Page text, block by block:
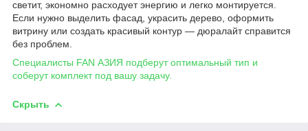
светит, экономно расходует энергию и легко монтируется.
Если нужно выделить фасад, украсить дерево, оформить
витрину или создать красивый контур — дюралайт справится
без проблем.
Специалисты FAN АЗИЯ подберут оптимальный тип и
соберут комплект под вашу задачу.
Скрыть